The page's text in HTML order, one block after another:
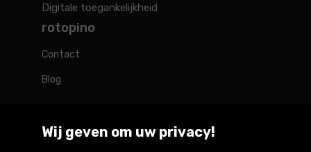
Digitale toegankelijkheid
rotopino
Contact
Blog
Rotopino in de wereld
Wij geven om uw privacy!